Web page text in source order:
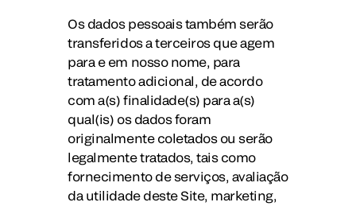
Os dados pessoais também serão
transferidos a terceiros que agem
para e em nosso nome, para
tratamento adicional, de acordo
com a(s) finalidade(s) para a(s)
qual(is) os dados foram
originalmente coletados ou serão
legalmente tratados, tais como
fornecimento de serviços, avaliação
da utilidade deste Site, marketing,